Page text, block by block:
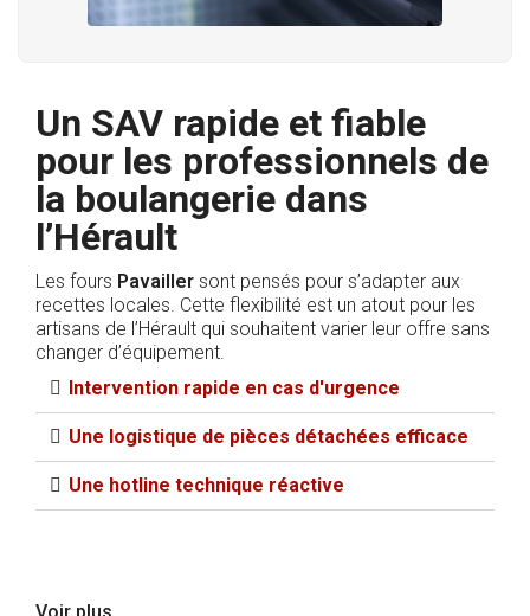
Un SAV rapide et fiable
pour les professionnels de
la boulangerie dans
l’Hérault
Les fours Pavailler sont pensés pour s’adapter aux
recettes locales. Cette flexibilité est un atout pour les
artisans de l’Hérault qui souhaitent varier leur offre sans
changer d’équipement.
Intervention rapide en cas d'urgence​
Une logistique de pièces détachées efficace​
Une hotline technique réactive